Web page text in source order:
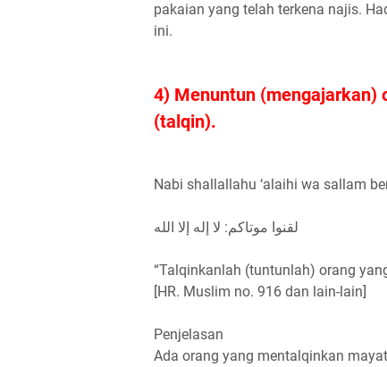
pakaian yang telah terkena najis.
ini.
4) Menuntun (mengajarkan)
(talqin).
Nabi shallallahu ‘alaihi wa sallam
لقنوا موتاكم: لا إله إلا الله
“Talqinkanlah (tuntunlah) orang
[HR. Muslim no. 916 dan lain-lain]
Penjelasan
Ada orang yang mentalqinkan